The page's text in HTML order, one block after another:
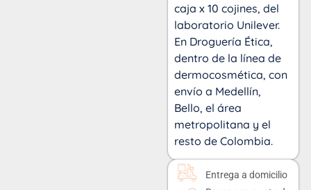
caja x 10 cojines, del
laboratorio Unilever.
En Droguería Ética,
dentro de la línea de
dermocosmética, con
envío a Medellín,
Bello, el área
metropolitana y el
resto de Colombia.
Entrega a domicilio